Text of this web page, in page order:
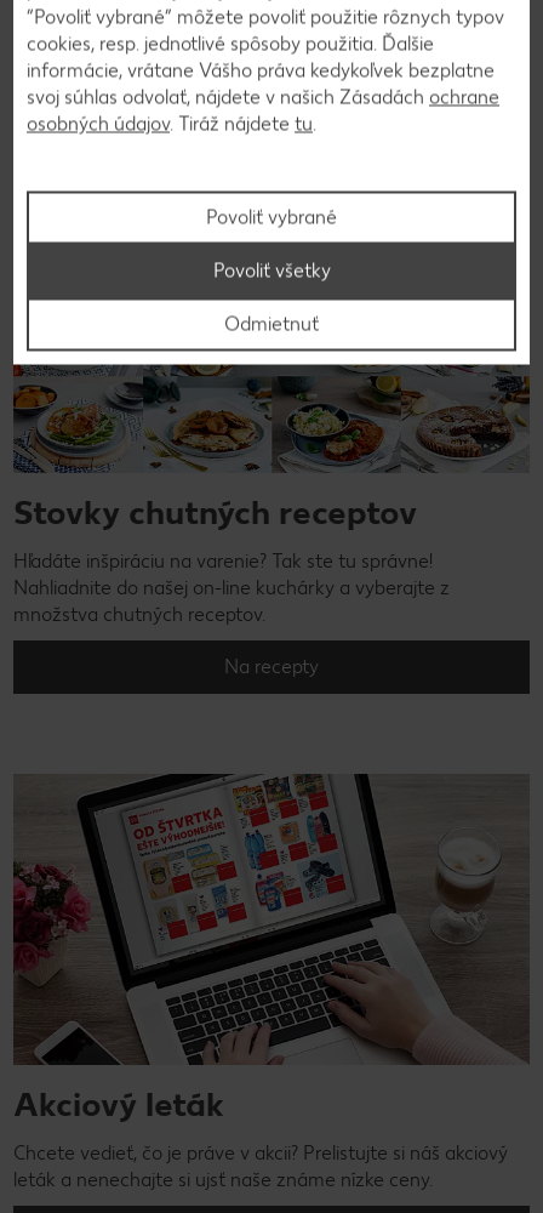
Späť na prehľad
Stovky chutných receptov
Hľadáte inšpiráciu na varenie? Tak ste tu správne!
Nahliadnite do našej on-line kuchárky a vyberajte z
množstva chutných receptov.
Na recepty
Akciový leták
Chcete vedieť, čo je práve v akcii? Prelistujte si náš akciový
leták a nenechajte si ujsť naše známe nízke ceny.
“Povoliť vybrané” môžete povoliť použitie rôznych typov
cookies, resp. jednotlivé spôsoby použitia. Ďalšie
informácie, vrátane Vášho práva kedykoľvek bezplatne
svoj súhlas odvolať, nájdete v našich Zásadách ochrane
osobných údajov. Tiráž nájdete tu.
Povoliť vybrané
Odmietnuť
Povoliť všetky